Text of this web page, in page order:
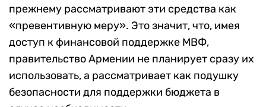
прежнему рассматривают эти средства как
«превентивную меру». Это значит, что, имея
доступ к финансовой поддержке МВФ,
правительство Армении не планирует сразу их
использовать, а рассматривает как подушку
безопасности для поддержки бюджета в